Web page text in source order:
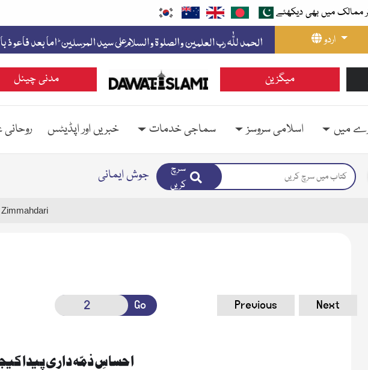
ممالک میں بھی دیکھئے
اردو
مدنی چینل میگزین
میں اسلامی سروسز سماجی خدمات خبریں اور اپڈیٹس
جوش ایمانی
سرچ
کریں
Go Previous Next
احساسِ ذمّہ داری پیدا